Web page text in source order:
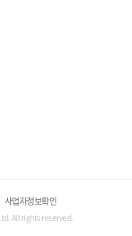
사업자정보확인
All rights reserved.